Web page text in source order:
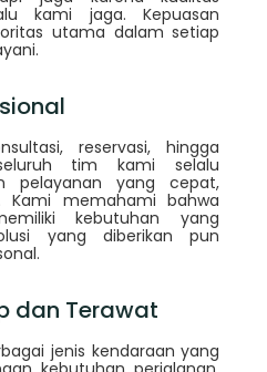
kami jaga. Kepuasan
utama dalam setiap
reservasi, hingga
tim kami selalu
pelayanan yang cepat,
Kami memahami bahwa
kebutuhan yang
yang diberikan pun
dan Terawat
jenis kendaraan yang